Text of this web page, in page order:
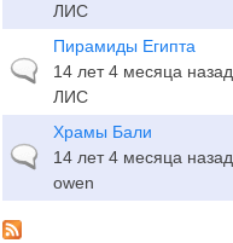
ЛИС
Обычная тема
Пирамиды Египта
14 лет 4 месяца назад
ЛИС
Обычная тема
Храмы Бали
14 лет 4 месяца назад
owen